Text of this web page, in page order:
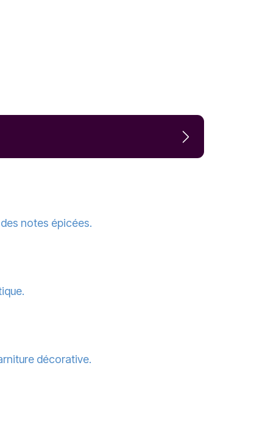
notes épicées.
décorative.